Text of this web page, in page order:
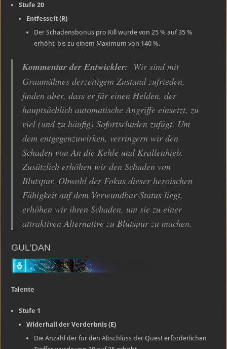
Stufe 20
Entfesselt (R)
Der Schadensbonus pro Kill wurde von 25 % auf 35 %
erhöht, bis zu einem Maximum von 140 %.
Kommentar der Entwickler: Wir sind mit
Graumähnes derzeitigem Zustand zufrieden,
finden aber, dass er für einen Helden, der
hauptsächlich automatische Angriffe einsetzt, zu
viel (und zu häufig) Sofortschaden zufügt. Um
dem entgegenzuwirken, verringern wir den
Schaden von An die Kehle und Krallenhieb.
Zusätzlich erhöhen wir den Schaden von
Blutspur. Obwohl der Fokus dieser heroischen
Fähigkeit auf dem Verwundbar-Status liegt,
erhöhen wir ihren Schaden, um sie zu einer
attraktiven Alternative zu Blutspur zu machen.
GUL’DAN
Talente
Stufe 1
Widerhall der Verderbnis (E)
Die Anzahl der für den Abschluss der Quest erforderlichen